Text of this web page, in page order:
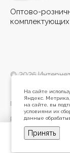
Оптово-
комплектующих
© 2026
Политика
Разработано в
На сайте
Яндекс. Метрика,
на сайте, вы
условиями их
данные
Принять